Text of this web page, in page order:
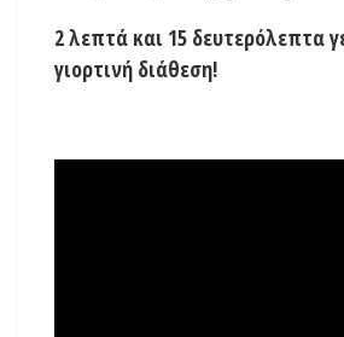
2 λεπτά και 15 δευτερόλεπτα
γιορτινή διάθεση!